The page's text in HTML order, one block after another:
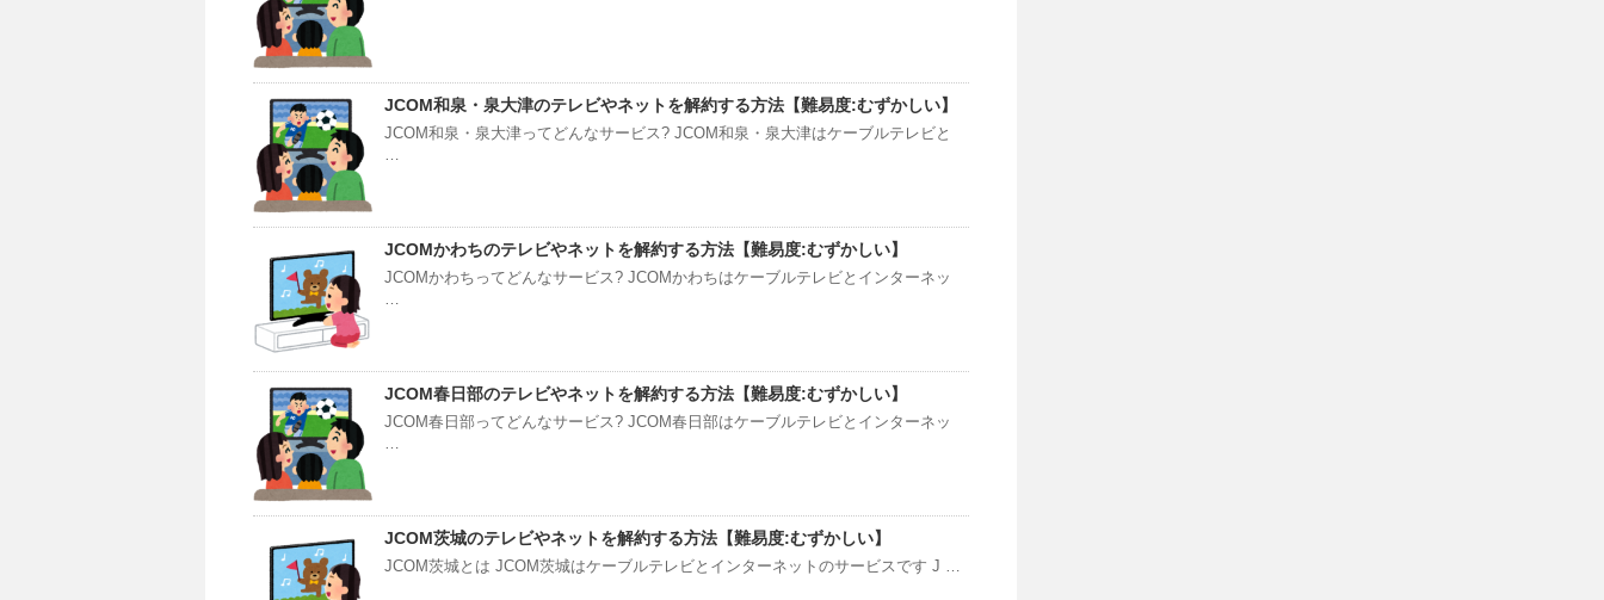
JCOM和泉・泉大津のテレビやネットを解約する方法【難易度:むずかしい】
JCOM和泉・泉大津ってどんなサービス? JCOM和泉・泉大津はケーブルテレビと
JCOMかわちのテレビやネットを解約する方法【難易度:むずかしい】
JCOMかわちってどんなサービス? JCOMかわちはケーブルテレビとインターネッ
JCOM春日部のテレビやネットを解約する方法【難易度:むずかしい】
JCOM春日部ってどんなサービス? JCOM春日部はケーブルテレビとインターネッ
JCOM茨城のテレビやネットを解約する方法【難易度:むずかしい】
JCOM茨城とは JCOM茨城はケーブルテレビとインターネットのサービスです J …